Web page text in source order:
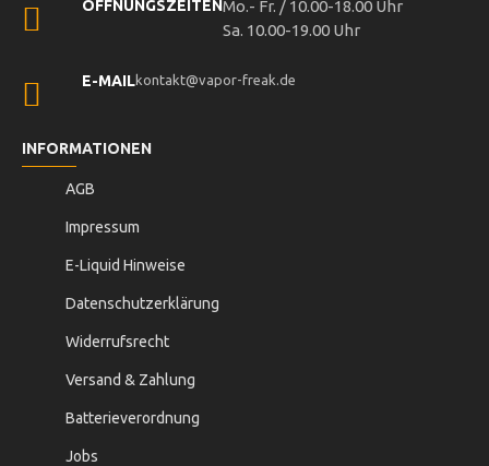
ÖFFNUNGSZEITENMo.- Fr. / 10.00-18.00 Uhr
Sa. 10.00-19.00 Uhr
E-MAILkontakt@vapor-freak.de
INFORMATIONEN
AGB
Impressum
E-Liquid Hinweise
Datenschutzerklärung
Widerrufsrecht
Versand & Zahlung
Batterieverordnung
Jobs